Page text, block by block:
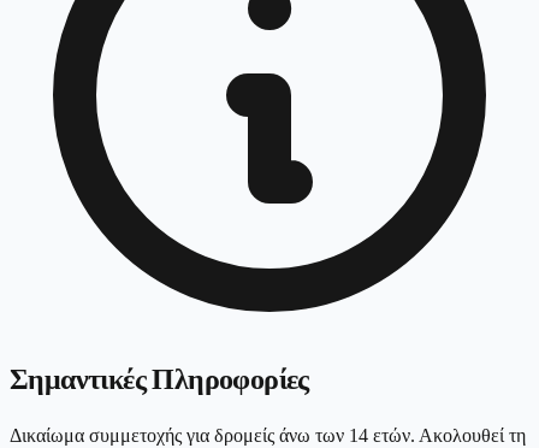
Σημαντικές Πληροφορίες
Δικαίωμα συμμετοχής για δρομείς άνω των 14 ετών. Ακολουθεί τη